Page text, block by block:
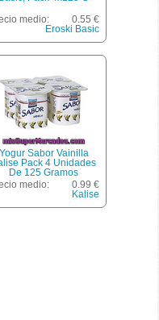
medio:
0.55 €
Eroski Basic
Yogur Sabor Vainilla
Pack 4 Unidades
De 125 Gramos
medio:
0.99 €
Kalise